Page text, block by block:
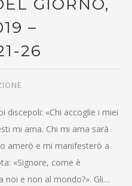
GIORNO,
–
26
discepoli: «Chi accoglie i miei
mi ama. Chi mi ama sarà
amerò e mi manifesterò a
«Signore, come è
noi e non al mondo?». Gli…